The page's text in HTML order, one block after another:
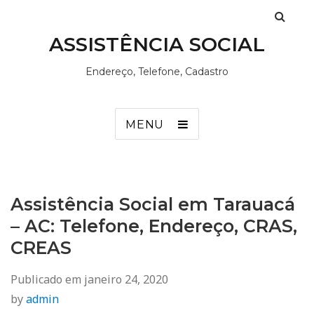
ASSISTÊNCIA SOCIAL
Endereço, Telefone, Cadastro
MENU
Assistência Social em Tarauacá
– AC: Telefone, Endereço, CRAS,
CREAS
Publicado em janeiro 24, 2020
byadmin